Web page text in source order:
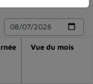
Vue du mois